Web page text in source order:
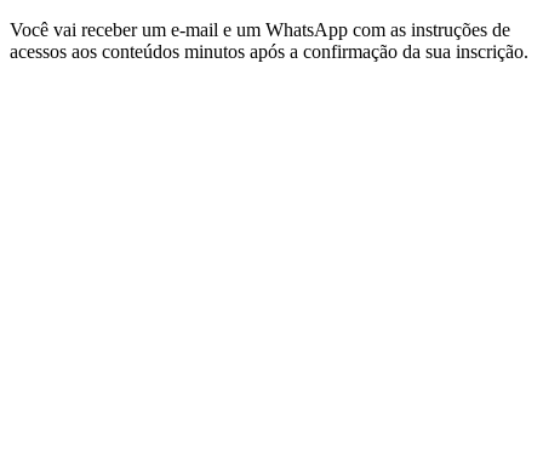
Você vai receber um e-mail e um WhatsApp com as instruções de
acessos aos conteúdos minutos após a confirmação da sua inscrição.